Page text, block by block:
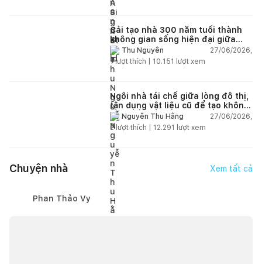
Cải tạo nhà 300 năm tuổi thành
không gian sống hiện đại giữa
thiên nhiên
Thu Nguyễn
27/06/2026,
1lượt thích | 10.151 lượt xem
Ngôi nhà tái chế giữa lòng đô thị,
tận dụng vật liệu cũ để tạo không
gian sống linh hoạt
Nguyễn Thu Hằng
27/06/2026,
2lượt thích | 12.291 lượt xem
Chuyện nhà Xem tất cả
Phan Thảo Vy